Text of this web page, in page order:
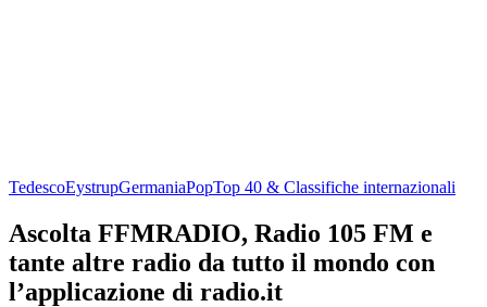
TedescoEystrupGermaniaPopTop 40 & Classifiche internazionali
Ascolta FFMRADIO, Radio 105 FM e
tante altre radio da tutto il mondo con
l’applicazione di radio.it